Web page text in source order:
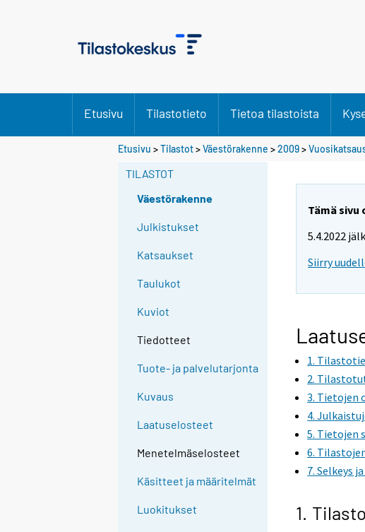
Etusivu Tilastotieto Tietoa tilastoista
Etusivu >Tilastot>Väestörakenne >2009>
TILASTOT
Väestörakenne
Julkistukset
Katsaukset
Taulukot
Kuviot
Tiedotteet
Tuote- ja palvelutarjonta
Kuvaus
Laatuselosteet
Menetelmäselosteet
Käsitteet ja määritelmät
Luokitukset
Tämä
5.4.2022
Siirry
1.
2.
3. Tietojen
4.
5. Tietojen
6.
7. Selkeys
1.